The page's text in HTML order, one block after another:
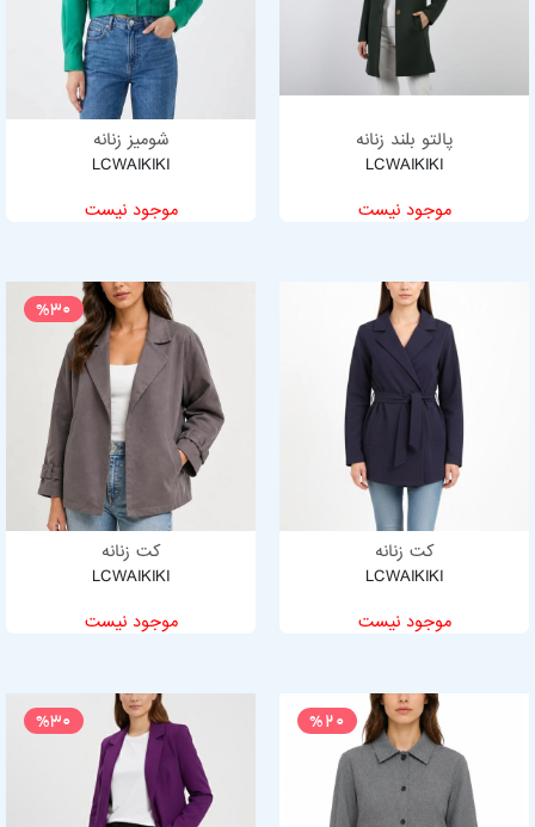
پالتو بلند زنانه
LCWAIKIKI
موجود نیست
شومیز زنانه
LCWAIKIKI
موجود نیست
کت زنانه
LCWAIKIKI
موجود نیست
%30
کت زنانه
LCWAIKIKI
موجود نیست
%20
%30